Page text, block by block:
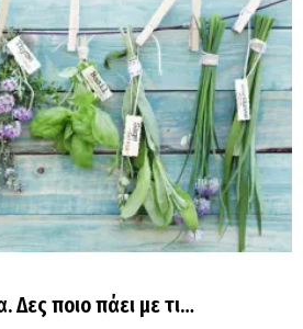
Δες ποιο πάει με τι…